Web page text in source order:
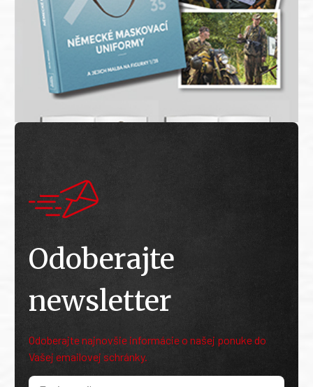
Odoberajte
newsletter
Odoberajte najnovšie informácie o našej ponuke do
Vašej emailovej schránky.